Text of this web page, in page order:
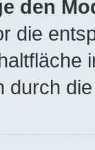
den
die
durch